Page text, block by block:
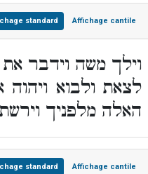
standard Affichage cantile
וילך משה וידבר
לצאת ולבוא
האלה מלפניך
standard Affichage cantile